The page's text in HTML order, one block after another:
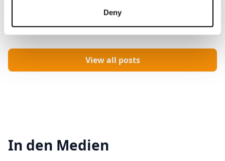
Deny
PDF herunterladen
View all posts
In den Medien